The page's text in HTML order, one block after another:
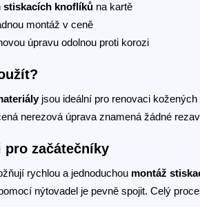
stiskacích knoflíků na kartě
montáž v ceně
úpravu odolnou proti korozi
jsou ideální pro renovaci
nerezová úprava znamená žádné
pro začátečníky
rychlou a jednoduchou montáž
nýtovadel je pevně spojit. Celý